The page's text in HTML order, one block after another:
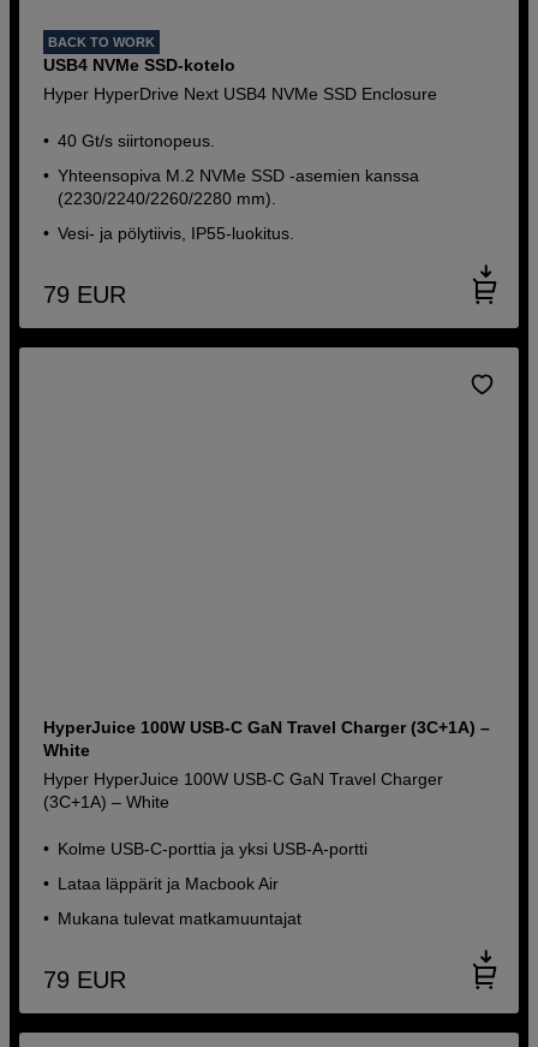
BACK TO WORK
USB4 NVMe SSD-kotelo
Hyper HyperDrive Next USB4 NVMe SSD Enclosure
40 Gt/s siirtonopeus.
Yhteensopiva M.2 NVMe SSD -asemien kanssa
(2230/2240/2260/2280 mm).
Vesi- ja pölytiivis, IP55-luokitus.
79 EUR
HyperJuice 100W USB-C GaN Travel Charger (3C+1A) –
White
Hyper HyperJuice 100W USB-C GaN Travel Charger
(3C+1A) – White
Kolme USB-C-porttia ja yksi USB-A-portti
Lataa läppärit ja Macbook Air
Mukana tulevat matkamuuntajat
79 EUR